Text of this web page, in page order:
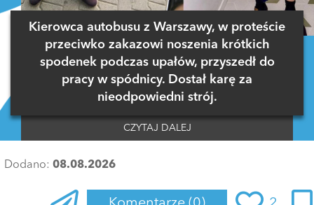
Kierowca autobusu z Warszawy, w proteście
przeciwko zakazowi noszenia krótkich
spodenek podczas upałów, przyszedł do
pracy w spódnicy. Dostał karę za
nieodpowiedni strój.
CZYTAJ DALEJ
Dodano: 08.08.2026